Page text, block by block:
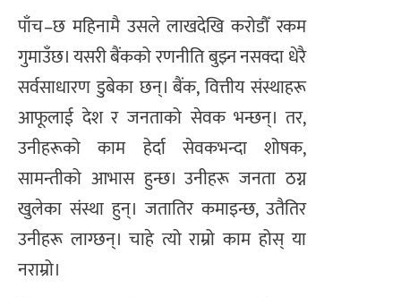
पाँच–छ महिनामै उसले लाखदेखि करोडौँ रकम
गुमाउँछ। यसरी बैंकको रणनीति बुझ्न नसक्दा धेरै
सर्वसाधारण डुबेका छन्। बैंक, वित्तीय संस्थाहरू
आफूलाई देश र जनताको सेवक भन्छन्। तर,
उनीहरूको काम हेर्दा सेवकभन्दा शोषक,
सामन्तीको आभास हुन्छ। उनीहरू जनता ठग्न
खुलेका संस्था हुन्। जतातिर कमाइन्छ, उतैतिर
उनीहरू लाग्छन्। चाहे त्यो राम्रो काम होस् या
नराम्रो।